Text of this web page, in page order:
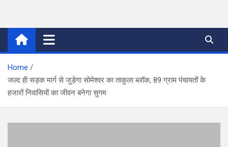
contentthetoptennews.com
Home
जल्द ही सड़क मार्ग से जुड़ेगा सोमेश्वर का ताकुला ब्लॉक, 89 ग्राम पंचायतों के
हजारों निवासियों का जीवन बनेगा सुगम